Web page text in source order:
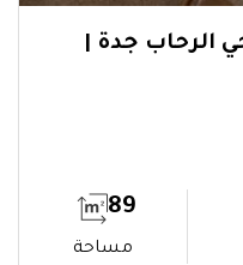
الرحاب جدة |
89
مساحة